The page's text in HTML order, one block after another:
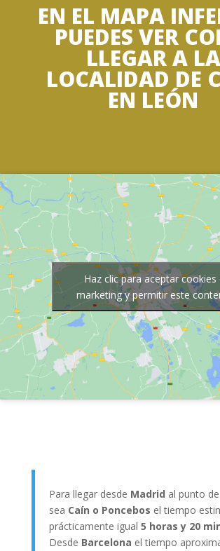
EN EL MAPA
PUEDES VER
LLEGAR A LA
LOCALIDAD DE
EN LEÓN
Haz clic para aceptar cookies
marketing y permitir este
Para llegar desde Madrid al punto
sea Caín o Poncebos el tiempo
prácticamente igual 5 horas y 20
Desde Barcelona el tiempo